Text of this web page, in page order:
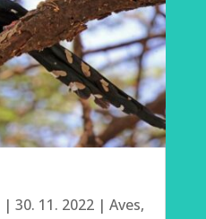
| 30. 11. 2022| Aves,